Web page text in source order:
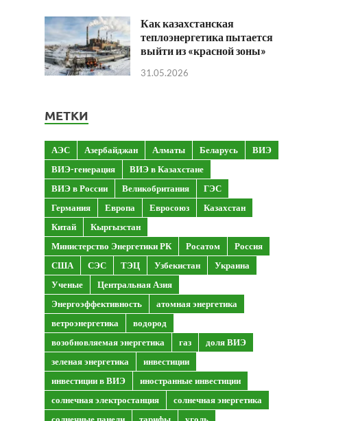
Как казахстанская
теплоэнергетика пытается
выйти из «красной зоны»
31.05.2026
МЕТКИ
АЭС Азербайджан Алматы Беларусь
ВИЭ
ВИЭ-генерация
ВИЭ в Казахстане
ВИЭ в России
Великобритания
ГЭС
Германия
Европа Евросоюз
Казахстан
Китай
Кыргызстан
Министерство Энергетики РК
Росатом
Россия
США
СЭС ТЭЦ Узбекистан
Украина
Ученые
Центральная Азия
Энергоэффективность
атомная энергетика
ветроэнергетика
водород
возобновляемая энергетика
газ
доля ВИЭ
зеленая энергетика
инвестиции
инвестиции в ВИЭ
иностранные инвестиции
солнечная электростанция
солнечная энергетика
солнечные панели
тарифы уголь